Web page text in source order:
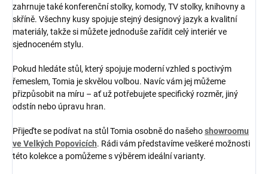
zahrnuje také konferenční stolky, komody, TV stolky, knihovny a
skříně. Všechny kusy spojuje stejný designový jazyk a kvalitní
materiály, takže si můžete jednoduše zařídit celý interiér ve
sjednoceném stylu.
Pokud hledáte stůl, který spojuje moderní vzhled s poctivým
řemeslem, Tomia je skvělou volbou. Navíc vám jej můžeme
přizpůsobit na míru – ať už potřebujete specifický rozměr, jiný
odstín nebo úpravu hran.
Přijeďte se podívat na stůl Tomia osobně do našehoshowroomu
ve Velkých Popovicích. Rádi vám představíme veškeré možnosti
této kolekce a pomůžeme s výběrem ideální varianty.